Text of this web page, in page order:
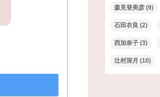
森見登美彦 (9)
石田衣良 (2)
西加奈子 (3)
辻村深月 (10)